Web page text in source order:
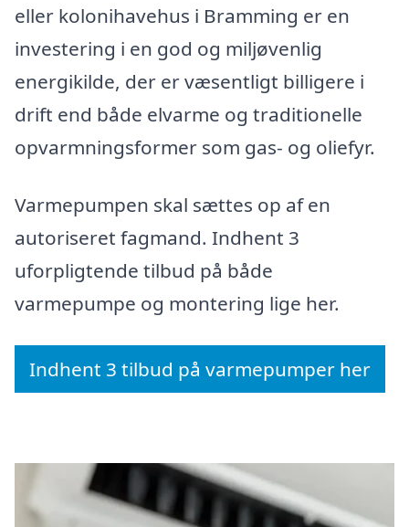
eller kolonihavehus i Bramming er en
investering i en god og miljøvenlig
energikilde, der er væsentligt billigere i
drift end både elvarme og traditionelle
opvarmningsformer som gas- og oliefyr.
Varmepumpen skal sættes op af en
autoriseret fagmand. Indhent 3
uforpligtende tilbud på både
varmepumpe og montering lige her.
Indhent 3 tilbud på varmepumper her